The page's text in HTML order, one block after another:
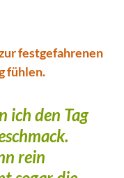
festgefahrenen
fühlen.
ich den Tag
rein